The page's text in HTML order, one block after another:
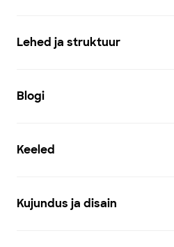
Lehed ja struktuur
Blogi
Keeled
Kujundus ja disain